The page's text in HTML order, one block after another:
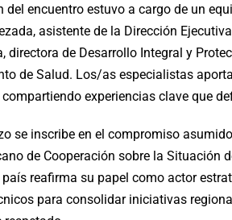
del encuentro estuvo a cargo de un
asistente de la Dirección
directora de Desarrollo Integral y
de Salud. Los/as especialistas
experiencias clave que
se inscribe en el compromiso
de Cooperación sobre la Situación
país reafirma su papel como actor
para consolidar iniciativas